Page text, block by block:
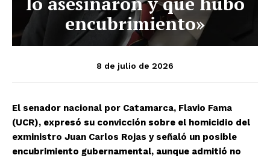
encubrimiento»
8 de julio de 2026
El senador nacional por Catamarca, Flavio Fama
(UCR), expresó su convicción sobre el homicidio del
exministro Juan Carlos Rojas y señaló un posible
encubrimiento gubernamental, aunque admitió no